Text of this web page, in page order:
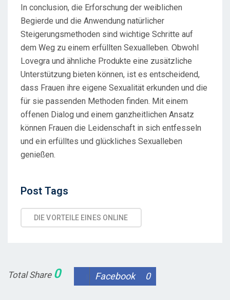
In conclusion, die Erforschung der weiblichen
Begierde und die Anwendung natürlicher
Steigerungsmethoden sind wichtige Schritte auf
dem Weg zu einem erfüllten Sexualleben. Obwohl
Lovegra und ähnliche Produkte eine zusätzliche
Unterstützung bieten können, ist es entscheidend,
dass Frauen ihre eigene Sexualität erkunden und die
für sie passenden Methoden finden. Mit einem
offenen Dialog und einem ganzheitlichen Ansatz
können Frauen die Leidenschaft in sich entfesseln
und ein erfülltes und glückliches Sexualleben
genießen.
Post Tags
DIE VORTEILE EINES ONLINE
Total Share 0 Facebook 0